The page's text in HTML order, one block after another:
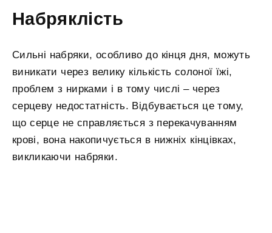
Набряклість
Сильні набряки, особливо до кінця дня, можуть
виникати через велику кількість солоної їжі,
проблем з нирками і в тому числі – через
серцеву недостатність. Відбувається це тому,
що серце не справляється з перекачуванням
крові, вона накопичується в нижніх кінцівках,
викликаючи набряки.